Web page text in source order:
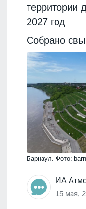
территории
2027 год
Собрано
Барнаул. Фото:
ИА
15 мая,